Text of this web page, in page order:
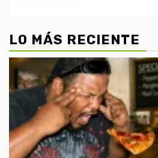
LO MÁS RECIENTE